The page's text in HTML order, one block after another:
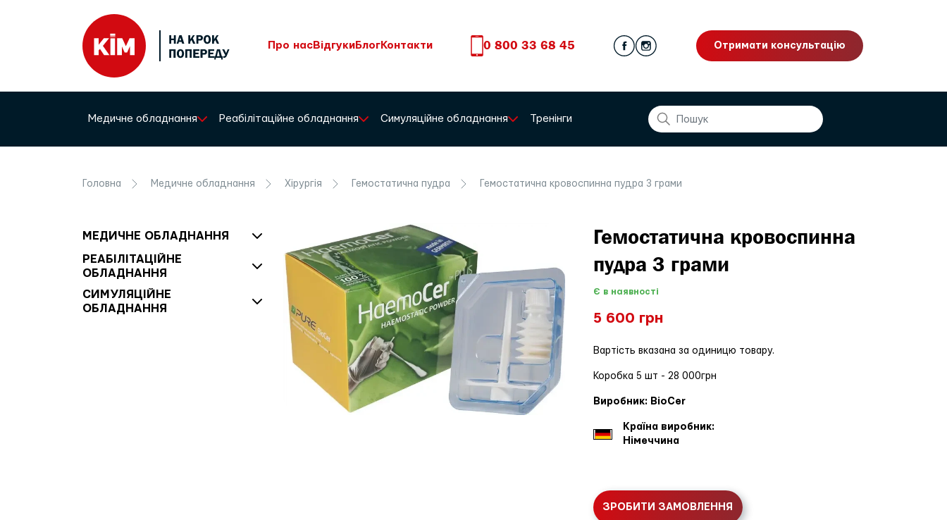
Про нас Відгуки Блог Контакти 0 800 33 68 45 Отримати консультацію
Медичне обладнання Реабілітаційне обладнання Симуляційне обладнання Тренінги
Головна Медичне обладнання Хірургія Гемостатична пудра Гемостатична кровоспинна пудра 3 грами
МЕДИЧНЕ ОБЛАДНАННЯ
РЕАБІЛІТАЦІЙНЕ
ОБЛАДНАННЯ
СИМУЛЯЦІЙНЕ
ОБЛАДНАННЯ
Гемостатична кровоспинна
пудра 3 грами
Є в наявності
5 600 грн
Вартість вказана за одиницю товару.
Коробка 5 шт - 28 000грн
Виробник: BioCer
Країна виробник:
Німеччина
ЗРОБИТИ ЗАМОВЛЕННЯ